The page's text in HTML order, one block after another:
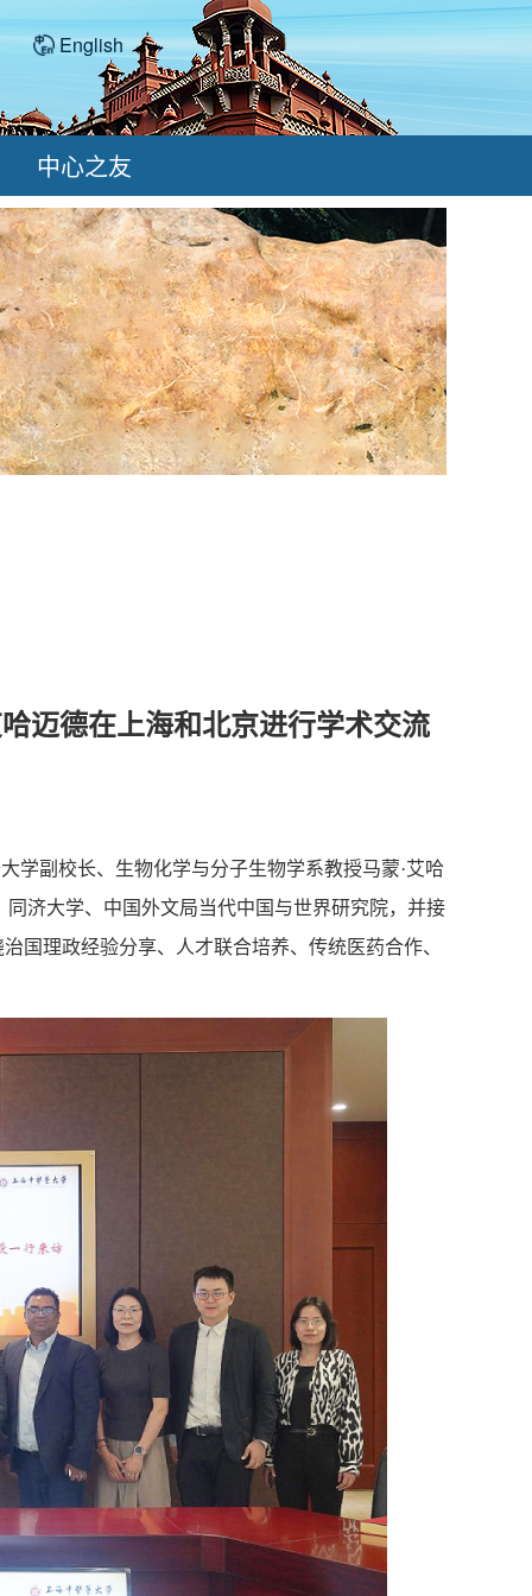
English
中心之友
迈德在上海和北京进行学术交流
学副校长、生物化学与分子生物学系教授马蒙·艾哈
济大学、中国外文局当代中国与世界研究院，并接
国理政经验分享、人才联合培养、传统医药合作、